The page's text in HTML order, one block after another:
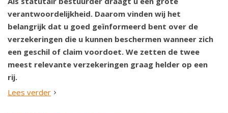
verantwoordelijkheid. Daarom vinden wij het
belangrijk dat u goed geïnformeerd bent over de
verzekeringen die u kunnen beschermen wanneer zich
een geschil of claim voordoet. We zetten de twee
meest relevante verzekeringen graag helder op een
rij.
Lees verder